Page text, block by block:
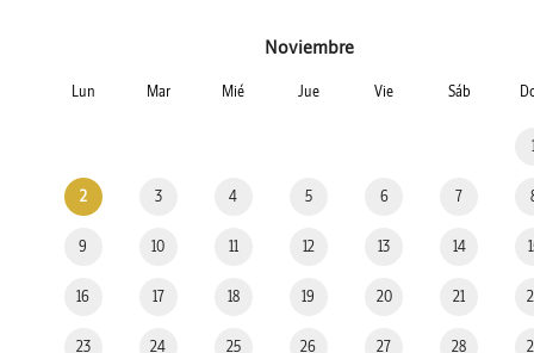
Noviembre
Lun Mar Mié Jue Vie Sáb
2 3 4 5 6 7
9 10 11 12 13 14
16 17 18 19 20 21
23 24 25 26 27 28